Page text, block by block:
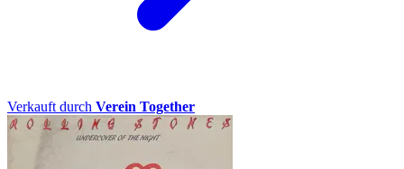
Verkauft durch Verein Together